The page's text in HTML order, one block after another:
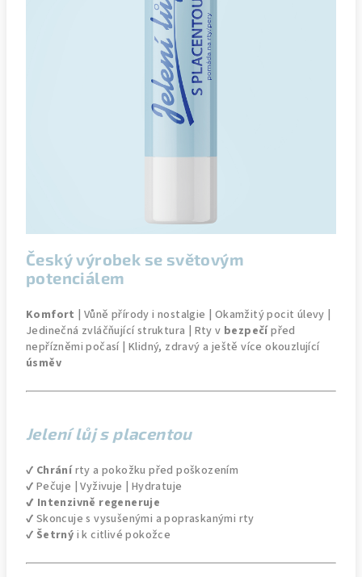
Český výrobek se světovým
potenciálem
Komfort | Vůně přírody i nostalgie | Okamžitý pocit úlevy |
Jedinečná zvláčňující struktura | Rty v bezpečípřed
nepřízněmi počasí | Klidný, zdravý a ještě více okouzlující
úsměv
Jelení lůj s placentou
✔️ Chránírty a pokožku před poškozením
✔️ Pečuje | Vyživuje | Hydratuje
✔️ Intenzivně regeneruje
✔️ Skoncuje s vysušenými a popraskanými rty
✔️ Šetrný i k citlivé pokožce